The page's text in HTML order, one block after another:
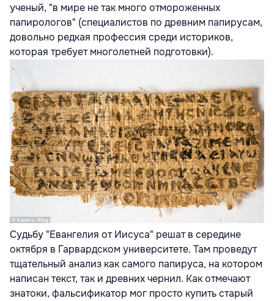
ученый, "в мире не так много отмороженных
папирологов" (специалистов по древним папирусам,
довольно редкая профессия среди историков,
которая требует многолетней подготовки).
Судьбу "Евангелия от Иисуса" решат в середине
октября в Гарвардском университете. Там проведут
тщательный анализ как самого папируса, на котором
написан текст, так и древних чернил. Как отмечают
знатоки, фальсификатор мог просто купить старый